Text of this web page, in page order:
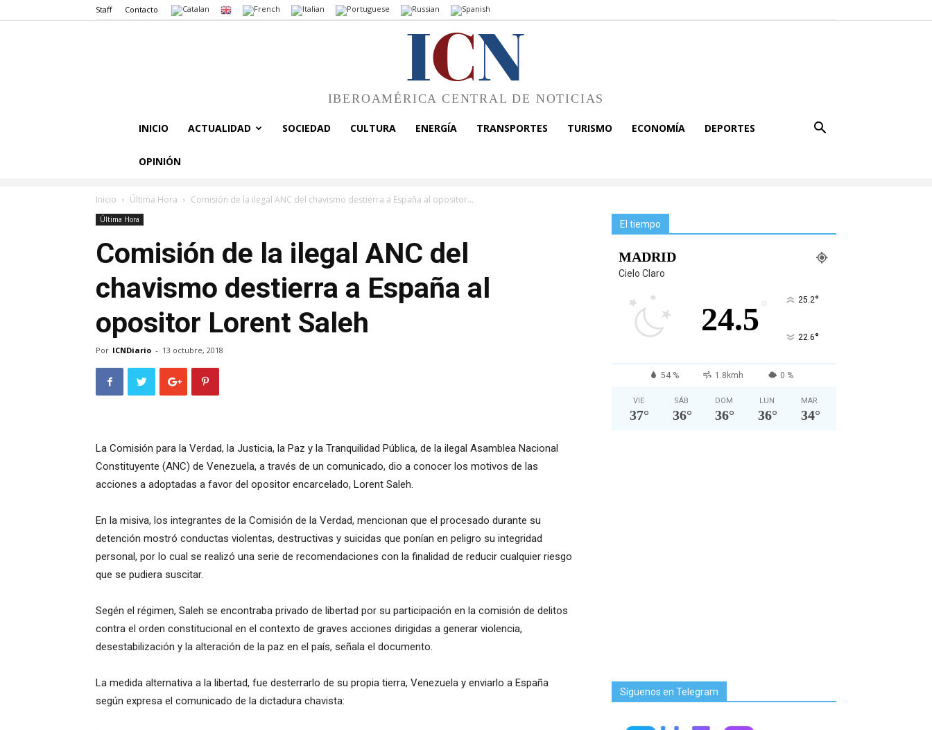
Staff Contacto
ICN
IBEROAMÉRICA CENTRAL DE NOTICIAS
INICIO ACTUALIDAD SOCIEDAD CULTURA ENERGÍA TRANSPORTES TURISMO ECONOMÍA DEPORTES
OPINIÓN
Inicio Última Hora Comisión de la ilegal ANC del chavismo destierra a España al opositor...
Última Hora
Comisión de la ilegal ANC del
chavismo destierra a España al
opositor Lorent Saleh
Por ICNDiario - 13 octubre, 2018
La Comisión para la Verdad, la Justicia, la Paz y la Tranquilidad Pública, de la ilegal Asamblea Nacional
Constituyente (ANC) de Venezuela, a través de un comunicado, dio a conocer los motivos de las
acciones a adoptadas a favor del opositor encarcelado, Lorent Saleh.
En la misiva, los integrantes de la Comisión de la Verdad, mencionan que el procesado durante su
detención mostró conductas violentas, destructivas y suicidas que ponían en peligro su integridad
personal, por lo cual se realizó una serie de recomendaciones con la finalidad de reducir cualquier riesgo
que se pudiera suscitar.
Segén el régimen, Saleh se encontraba privado de libertad por su participación en la comisión de delitos
contra el orden constitucional en el contexto de graves acciones dirigidas a generar violencia,
desestabilización y la alteración de la paz en el país, señala el documento.
La medida alternativa a la libertad, fue desterrarlo de su propia tierra, Venezuela y enviarlo a España
según expresa el comunicado de la dictadura chavista:
El tiempo
MADRID
Cielo Claro
24.5 ° 25.2°
22.6°
54 % 1.8kmh 0 %
VIE
37°
SÁB
36°
DOM
36°
LUN
36°
MAR
34°
Síguenos en Telegram